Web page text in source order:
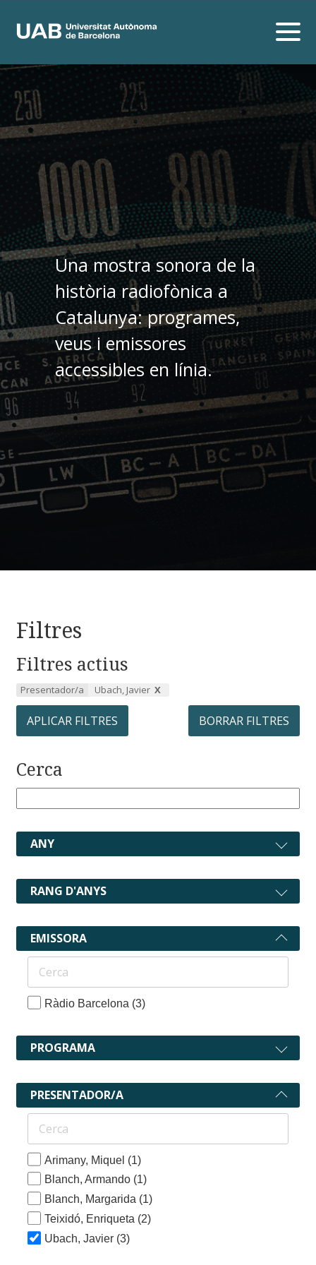
Una mostra sonora de la
història radiofònica a
Catalunya: programes,
veus i emissores
accessibles en línia.
Filtres
Filtres actius
Presentador/a Ubach, Javier
APLICAR FILTRES BORRAR FILTRES
Cerca
ANY
RANG D'ANYS
EMISSORA
Ràdio Barcelona (3)
PROGRAMA
PRESENTADOR/A
Arimany, Miquel (1)
Blanch, Armando (1)
Blanch, Margarida (1)
Teixidó, Enriqueta (2)
Ubach, Javier (3)